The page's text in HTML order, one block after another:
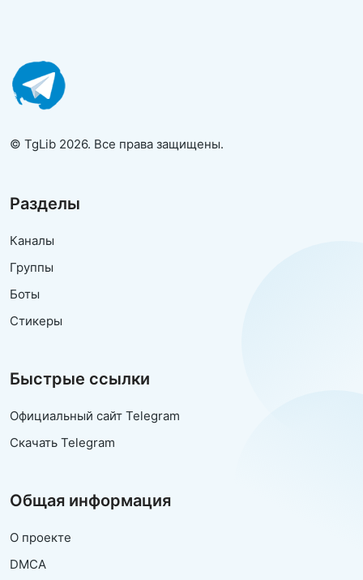
© TgLib 2026. Все права защищены.
Разделы
Каналы
Группы
Боты
Стикеры
Быстрые ссылки
Официальный сайт Telegram
Скачать Telegram
Общая информация
О проекте
DMCA